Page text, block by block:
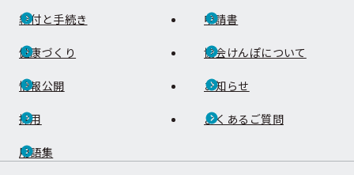
給付と手続き 申請書
健康づくり 協会けんぽについて
情報公開 お知らせ
採用 よくあるご質問
用語集